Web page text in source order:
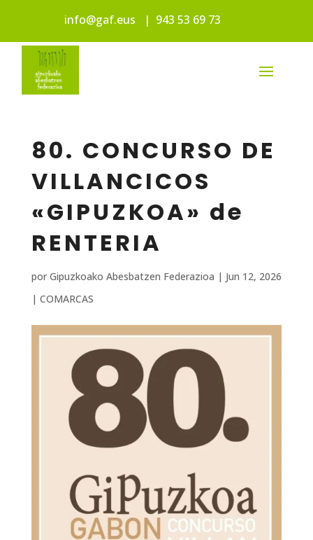
info@gaf.eus | 943 53 69 73
80. CONCURSO DE
VILLANCICOS
«GIPUZKOA» de
RENTERIA
por Gipuzkoako Abesbatzen Federazioa | Jun 12, 2026
| COMARCAS